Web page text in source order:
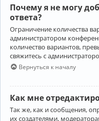
Почему я не могу
ответа?
Ограничение количества
администратором
количество вариантов,
свяжитесь с
Вернуться к началу
Как мне
Так же, как и сообщения,
их создателями,